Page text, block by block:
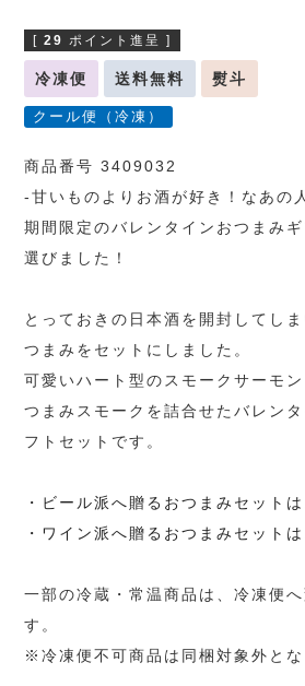
[ 29 ポイント進呈 ]
冷凍便 送料無料 熨斗
クール便（冷凍）
商品番号 3409032
-甘いものよりお酒が好き！なあの
期間限定のバレンタインおつまみ
選びました！
とっておきの日本酒を開封してし
つまみをセットにしました。
可愛いハート型のスモークサーモ
つまみスモークを詰合せたバレン
フトセットです。
・ビール派へ贈るおつまみセット
・ワイン派へ贈るおつまみセット
一部の冷蔵・常温商品は、冷凍便
す。
※冷凍便不可商品は同梱対象外とな